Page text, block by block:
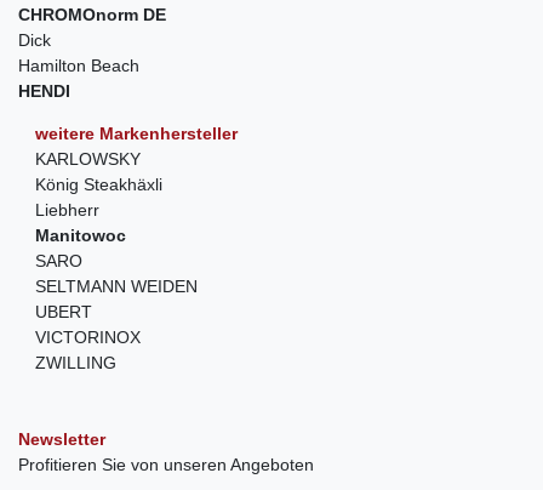
CHROMOnorm DE
Dick
Hamilton Beach
HENDI
weitere Markenhersteller
KARLOWSKY
König Steakhäxli
Liebherr
Manitowoc
SARO
SELTMANN WEIDEN
UBERT
VICTORINOX
ZWILLING
Newsletter
Profitieren Sie von unseren Angeboten